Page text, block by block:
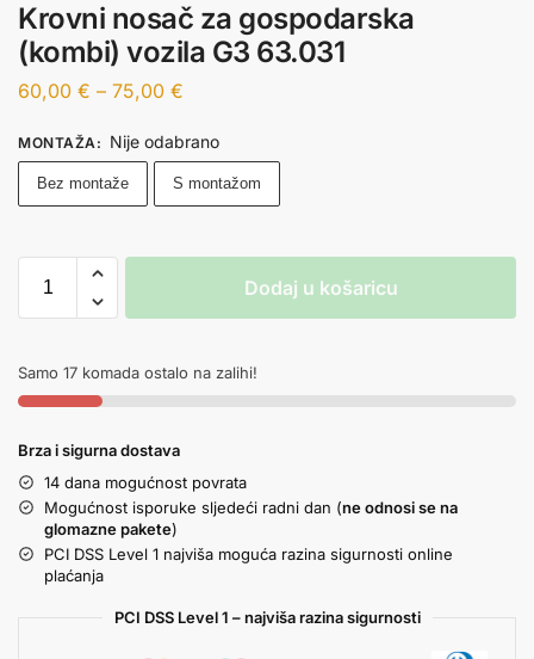
Krovni nosač za gospodarska
(kombi) vozila G3 63.031
60,00 € – 75,00 €
MONTAŽA : Nije odabrano
Bez montaže S montažom
Dodaj u košaricu
Samo 17 komada ostalo na zalihi!
Brza i sigurna dostava
14 dana mogućnost povrata
Mogućnost isporuke sljedeći radni dan (ne odnosi se na
glomazne pakete)
PCI DSS Level 1 najviša moguća razina sigurnosti online
plaćanja
PCI DSS Level 1 – najviša razina sigurnosti